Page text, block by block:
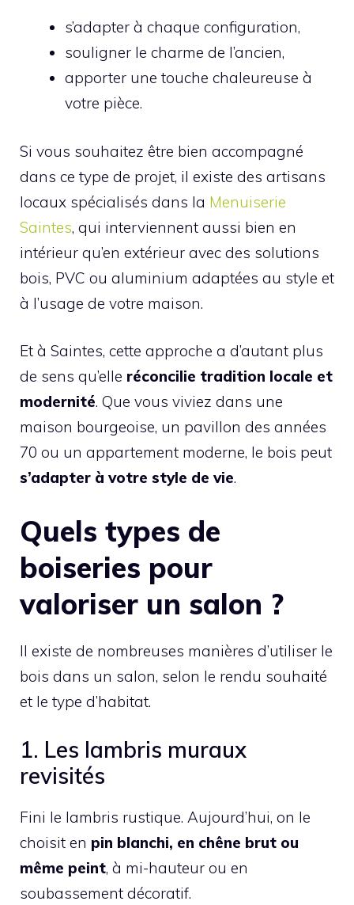
s’adapter à chaque configuration,
souligner le charme de l’ancien,
apporter une touche chaleureuse à
votre pièce.
Si vous souhaitez être bien accompagné
dans ce type de projet, il existe des artisans
locaux spécialisés dans la Menuiserie
Saintes, qui interviennent aussi bien en
intérieur qu’en extérieur avec des solutions
bois, PVC ou aluminium adaptées au style et
à l’usage de votre maison.
Et à Saintes, cette approche a d’autant plus
de sens qu’elle réconcilie tradition locale et
modernité. Que vous viviez dans une
maison bourgeoise, un pavillon des années
70 ou un appartement moderne, le bois peut
s’adapter à votre style de vie.
Quels types de
boiseries pour
valoriser un salon ?
Il existe de nombreuses manières d’utiliser le
bois dans un salon, selon le rendu souhaité
et le type d’habitat.
1. Les lambris muraux
revisités
Fini le lambris rustique. Aujourd’hui, on le
choisit en pin blanchi, en chêne brut ou
même peint, à mi-hauteur ou en
soubassement décoratif.